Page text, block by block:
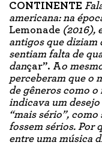
CONTINENTE
americana: na
Lemonade (2016),
antigos que diziam
sentiam falta de
dançar”. Ao
perceberam que o
de gêneros como o
indicava um
“mais sério”,
fossem sérios. Por
entre uma música